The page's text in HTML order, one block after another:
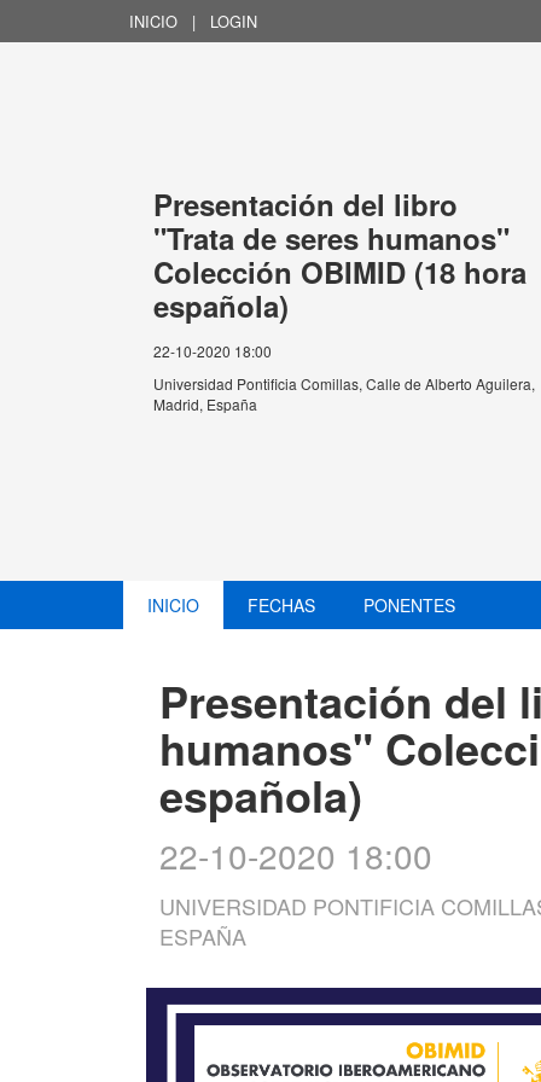
INICIO | LOGIN
Presentación del libro
"Trata de seres humanos"
Colección OBIMID (18 hora
española)
22-10-2020 18:00
Universidad Pontificia Comillas, Calle de Alberto Aguilera,
Madrid, España
INICIO FECHAS PONENTES
Presentación del
humanos"
española)
22-10-2020 18:00
UNIVERSIDAD PONTIFICIA
ESPAÑA